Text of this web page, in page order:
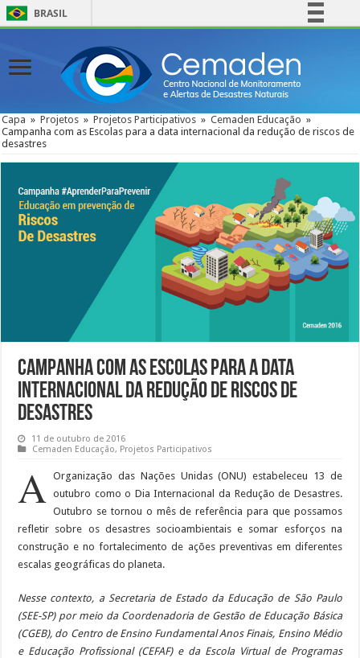
BRASIL
Comunica BR
Participe
Acesso à informação
Legislação
Canais
Capa » Projetos » Projetos Participativos » Cemaden Educação »
Campanha com as Escolas para a data internacional da redução de riscos de
desastres
Campanha com as Escolas para a data
internacional da redução de riscos de
desastres
11 de outubro de 2016
Cemaden Educação, Projetos Participativos
A Organização das Nações Unidas (ONU) estabeleceu 13 de
outubro como o Dia Internacional da Redução de Desastres.
Outubro se tornou o mês de referência para que possamos
refletir sobre os desastres socioambientais e somar esforços na
construção e no fortalecimento de ações preventivas em diferentes
escalas geográficas do planeta.
Nesse contexto, a Secretaria de Estado da Educação de São Paulo
(SEE-SP) por meio da Coordenadoria de Gestão de Educação Básica
(CGEB), do Centro de Ensino Fundamental Anos Finais, Ensino Médio
e Educação Profissional (CEFAF) e da Escola Virtual de Programas